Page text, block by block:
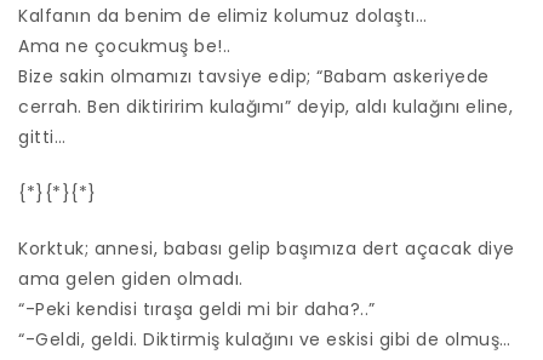
Kalfanın da benim de elimiz kolumuz dolaştı…
Ama ne çocukmuş be!..
Bize sakin olmamızı tavsiye edip; “Babam askeriyede
cerrah. Ben diktiririm kulağımı” deyip, aldı kulağını eline,
gitti…
{*}{*}{*}
Korktuk; annesi, babası gelip başımıza dert açacak diye
ama gelen giden olmadı.
“-Peki kendisi tıraşa geldi mi bir daha?..”
“-Geldi, geldi. Diktirmiş kulağını ve eskisi gibi de olmuş…